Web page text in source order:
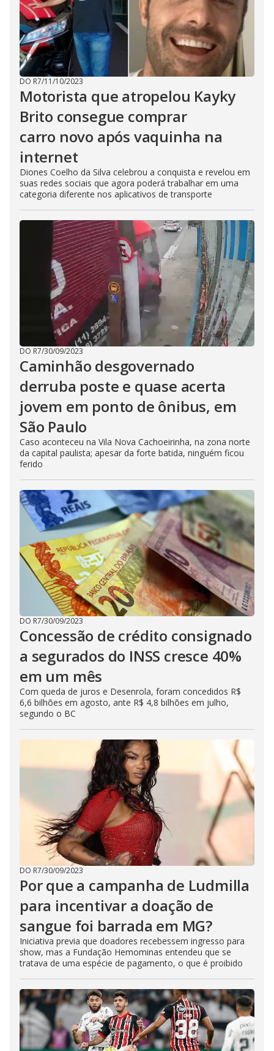
DO R7/11/10/2023
Motorista que atropelou Kayky
Brito consegue comprar
carro novo após vaquinha na
internet
Diones Coelho da Silva celebrou a conquista e revelou em
suas redes sociais que agora poderá trabalhar em uma
categoria diferente nos aplicativos de transporte
DO R7/30/09/2023
Caminhão desgovernado
derruba poste e quase acerta
jovem em ponto de ônibus, em
São Paulo
Caso aconteceu na Vila Nova Cachoeirinha, na zona norte
da capital paulista; apesar da forte batida, ninguém ficou
ferido
DO R7/30/09/2023
Concessão de crédito consignado
a segurados do INSS cresce 40%
em um mês
Com queda de juros e Desenrola, foram concedidos R$
6,6 bilhões em agosto, ante R$ 4,8 bilhões em julho,
segundo o BC
DO R7/30/09/2023
Por que a campanha de Ludmilla
para incentivar a doação de
sangue foi barrada em MG?
Iniciativa previa que doadores recebessem ingresso para
show, mas a Fundação Hemominas entendeu que se
tratava de uma espécie de pagamento, o que é proibido